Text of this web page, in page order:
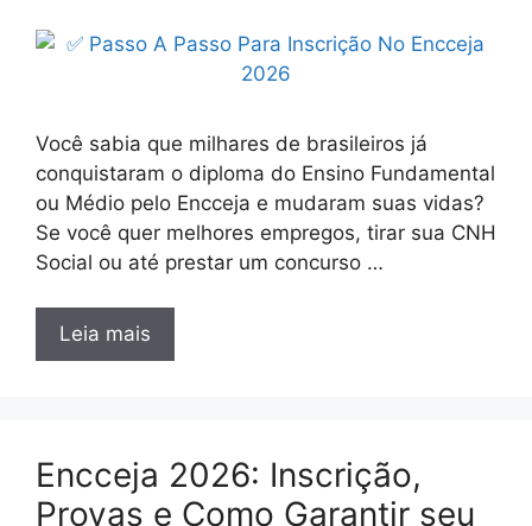
Você sabia que milhares de brasileiros já
conquistaram o diploma do Ensino Fundamental
ou Médio pelo Encceja e mudaram suas vidas?
Se você quer melhores empregos, tirar sua CNH
Social ou até prestar um concurso …
Leia mais
Encceja 2026: Inscrição,
Provas e Como Garantir seu